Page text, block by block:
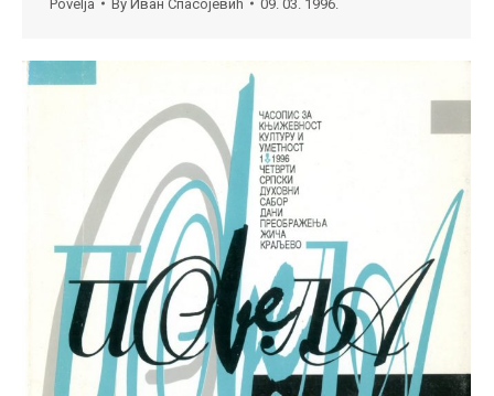
Povelja By Иван Спасојевић 09. 03. 1996.